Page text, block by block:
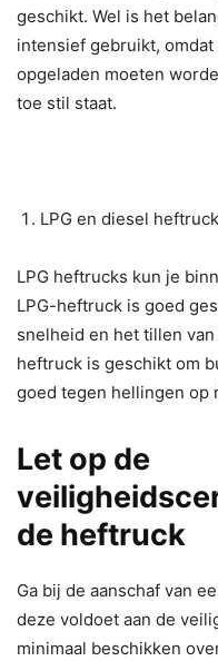
geschikt. Wel is het
intensief gebruikt,
opgeladen moeten
toe stil staat.
LPG en diesel
LPG heftrucks kun je
LPG-heftruck is goed
snelheid en het tillen
heftruck is geschikt om
goed tegen hellingen op
Let op de
de heftruck
Ga bij de aanschaf van
deze voldoet aan de
minimaal beschikken